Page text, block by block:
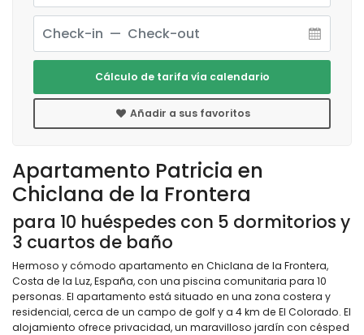
Apartamento Patricia en
Chiclana de la Frontera
para 10 huéspedes con 5 dormitorios y
3 cuartos de baño
Hermoso y cómodo apartamento en Chiclana de la Frontera,
Costa de la Luz, España, con una piscina comunitaria para 10
personas. El apartamento está situado en una zona costera y
residencial, cerca de un campo de golf y a 4 km de El Colorado. El
alojamiento ofrece privacidad, un maravilloso jardín con césped
Cálculo de tarifa vía calendario
Añadir a sus favoritos